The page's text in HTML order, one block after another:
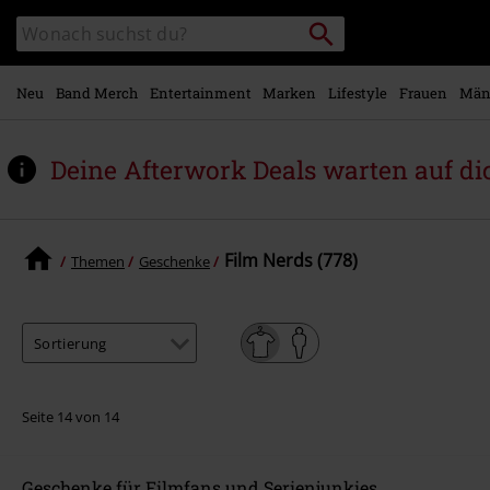
Hauptinhalt
springen
Katalog
durchsuchen
Packstation
suchen
Neu Band Merch Entertainment Marken Lifestyle Frauen
Deine Afterwork Deals warten auf
Themen Geschenke Film Nerds (778)
Seite 14 von 14